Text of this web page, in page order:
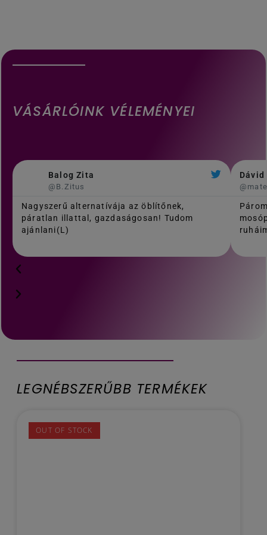
VÁSÁRLÓINK VÉLEMÉNYEI
Balog Zita
@B.Zitus
Nagyszerű alternatívája az öblítőnek,
páratlan illattal, gazdaságosan! Tudom
ajánlani(L)
LEGNÉBSZERŰBB TERMÉKEK
OUT OF STOCK